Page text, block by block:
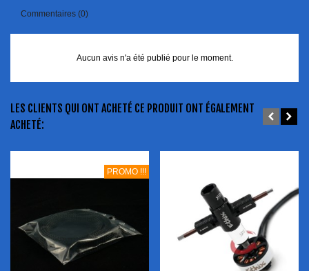
Commentaires (0)
Aucun avis n'a été publié pour le moment.
LES CLIENTS QUI ONT ACHETÉ CE PRODUIT ONT ÉGALEMENT
ACHETÉ:
PROMO !!!